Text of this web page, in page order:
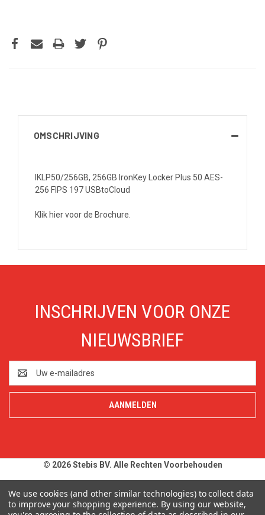
OMSCHRIJVING
IKLP50/256GB, 256GB IronKey Locker Plus 50 AES-
256 FIPS 197 USBtoCloud
Klik hier voor de Brochure.
INSCHRIJVEN VOOR ONZE
NIEUWSBRIEF
mailadres
© 2026 Stebis BV. Alle Rechten Voorbehouden
Alle prijzen en specificaties zijn onder voorbehoud, exclusief BTW,
zolang de voorraad strekt. Afbeeldingen van producten kunnen
We use cookies (and other similar technologies) to collect data
to improve your shopping experience. By using our website,